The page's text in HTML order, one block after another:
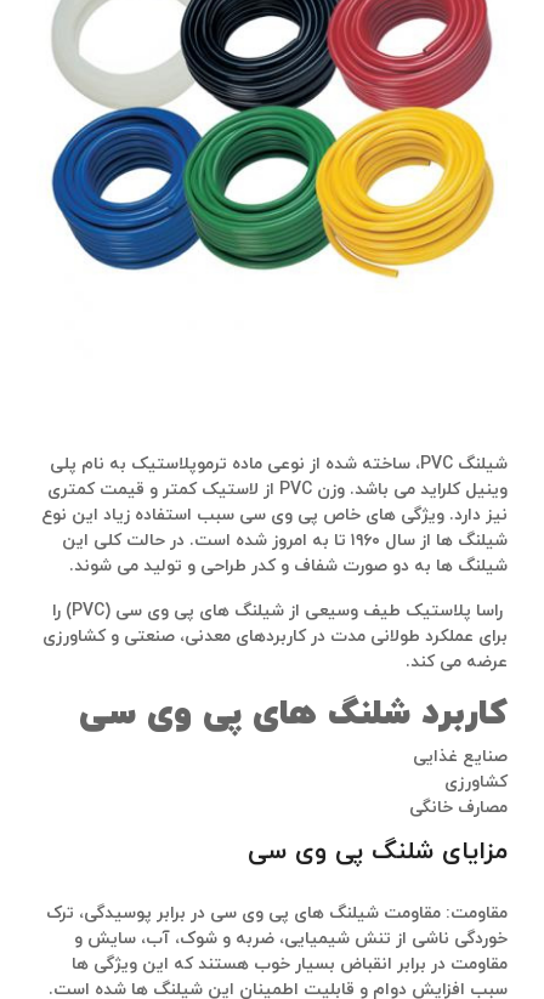
شیلنگ PVC، ساخته شده از نوعی ماده ترموپلاستیک به نام پلی
وینیل کلراید می باشد. وزن PVC از لاستیک کمتر و قیمت کمتری
نیز دارد. ویژگی های خاص پی وی سی سبب استفاده زیاد این نوع
شیلنگ ها از سال ۱۹۶۰ تا به امروز شده است. در حالت کلی این
شیلنگ ها به دو صورت شفاف و کدر طراحی و تولید می شوند.
راسا پلاستیک طیف وسیعی از شیلنگ های پی وی سی (PVC) را
برای عملکرد طولانی مدت در کاربردهای معدنی، صنعتی و کشاورزی
عرضه می کند.
کاربرد شلنگ های پی وی سی
صنایع غذایی
کشاورزی
مصارف خانگی
مزایای شلنگ پی وی سی
مقاومت: مقاومت شیلنگ های پی وی سی در برابر پوسیدگی، ترک
خوردگی ناشی از تنش شیمیایی، ضربه و شوک، آب، سایش و
مقاومت در برابر انقباض بسیار خوب هستند که این ویژگی ها
سبب افزایش دوام و قابلیت اطمینان این شیلنگ ها شده است.